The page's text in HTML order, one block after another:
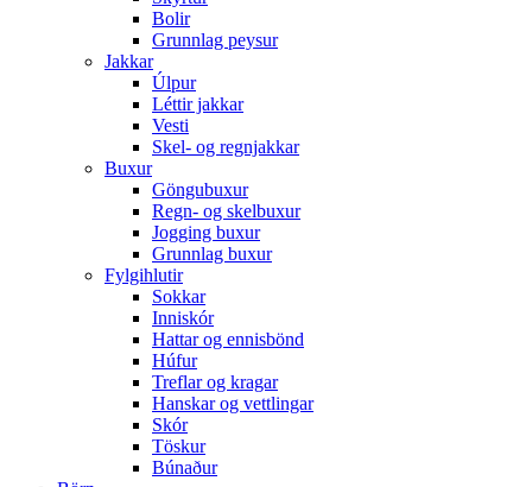
Bolir
Grunnlag peysur
Jakkar
Úlpur
Léttir jakkar
Vesti
Skel- og regnjakkar
Buxur
Göngubuxur
Regn- og skelbuxur
Jogging buxur
Grunnlag buxur
Fylgihlutir
Sokkar
Inniskór
Hattar og ennisbönd
Húfur
Treflar og kragar
Hanskar og vettlingar
Skór
Töskur
Búnaður